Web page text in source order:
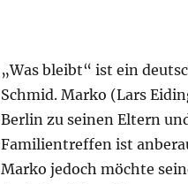
„Was bleibt“ ist ein
Schmid. Marko (Lars
Berlin zu seinen Eltern
Familientreffen ist
Marko jedoch möchte